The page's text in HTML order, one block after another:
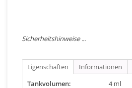
Sicherheitshinweise ...
Eigenschaften Informationen
Tankvolumen:
4 ml